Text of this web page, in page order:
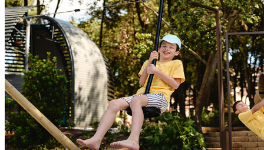
Tematsko igrišče SpacePark z več območji -veliko zunanje
igrišče, navdihnjeno z Observatorijem Višnjan
Območje tampolinov JumpOn -največje trampolinsko
območje v Istri, ki se razprostira v dveh nadstropjih
Igrišče na temo labirinta -zunanje igrišče, navdihnjeno s
pravim podvodnim labirintom
Notranje igralno območje PlayNest -varen prostor s
plezalnimi mrežami in mehkimi površinami
Game Lounge - popolnoma opremljen prostor za videoigre
Adrenalinski park(proti doplačilu) – vznemirljive gozdne
poti in plezalni izzivi
Fun zone območja so na voljo sezonsko